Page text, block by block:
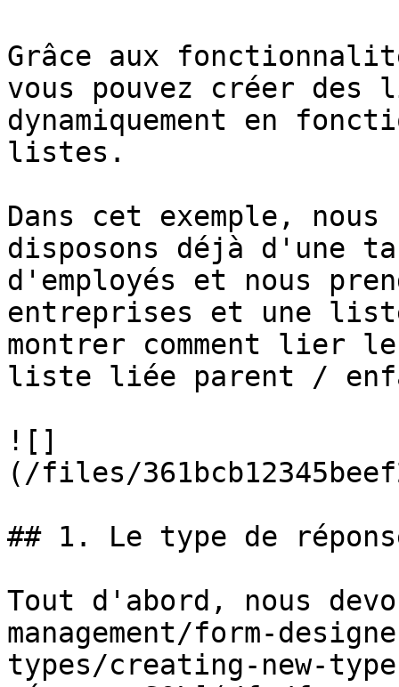
Grâce aux
vous pouvez créer des
dynamiquement en
listes.
Dans cet exemple, nous
disposons déjà d'une
d'employés et nous
entreprises et une
montrer comment lier
liste liée parent /
![]
(/files/
## 1. Le type de
Tout d'abord, nous
management/form-
types/creating-new-